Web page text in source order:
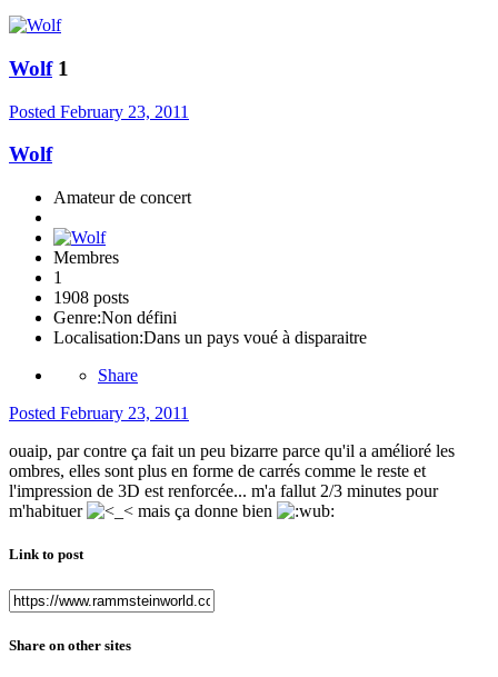
Wolf 1
Posted February 23, 2011
Wolf
Amateur de concert
Membres
1
1908 posts
Genre:Non défini
Localisation:Dans un pays voué à disparaitre
Share
Posted February 23, 2011
ouaip, par contre ça fait un peu bizarre parce qu'il a amélioré les
ombres, elles sont plus en forme de carrés comme le reste et
l'impression de 3D est renforcée... m'a fallut 2/3 minutes pour
m'habituer
mais ça donne bien
Link to post
Share on other sites